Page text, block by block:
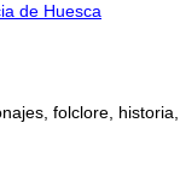
de Huesca
folclore,